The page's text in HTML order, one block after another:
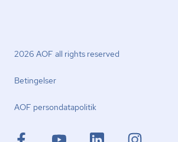
2026 AOF all rights reserved
Betingelser
AOF per­son­da­ta­po­li­tik